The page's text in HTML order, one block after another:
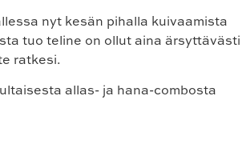
nyt kesän pihalla kuivaamista
tuo teline on ollut aina ärsyttävästi
ratkesi.
allas- ja hana-combosta